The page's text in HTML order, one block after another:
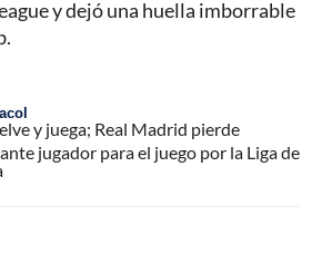
y dejó una huella imborrable
y juega; Real Madrid pierde
jugador para el juego por la Liga de